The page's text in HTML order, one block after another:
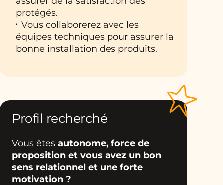
protégés.
Vous collaborerez avec les
équipes techniques pour assurer la
bonne installation des produits.
Profil recherché
Vous êtes autonome, force de
proposition et vous avez un bon
sens relationnel et une forte
motivation ?